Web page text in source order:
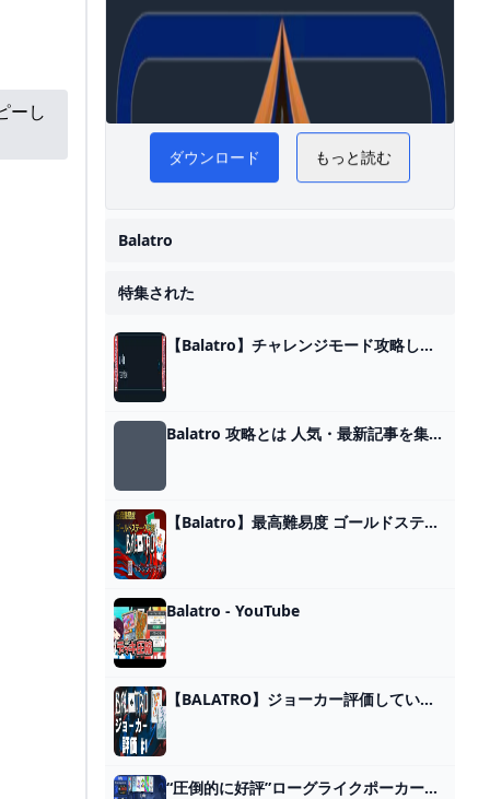
ーし
ダウンロード もっと読む
Balatro
特集された
【Balatro】チャレンジモード攻略したらしい - †Akashic Records† by Yumekui・S
Balatro 攻略とは 人気・最新記事を集めました - はてな
【Balatro】最高難易度 ゴールドステーク攻略 マジックデッキ編【琴葉茜】 - YouTube
Balatro - YouTube
【BALATRO】ジョーカー評価していくよ その1【攻略】【解説】【初心者向け】【ver1.00n-FULL】#balatro - YouTube
“圧倒的に好評”ローグライクポーカー『Balatro』、発売後3日で売上25万本達成。インフレさせまくりポーカー、口コミ広まりロケットスタート - AUTOMATON